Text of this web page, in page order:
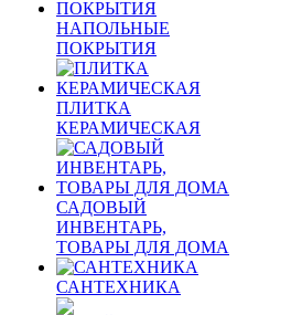
НАПОЛЬНЫЕ
ПОКРЫТИЯ
ПЛИТКА
КЕРАМИЧЕСКАЯ
САДОВЫЙ
ИНВЕНТАРЬ,
ТОВАРЫ ДЛЯ ДОМА
САНТЕХНИКА